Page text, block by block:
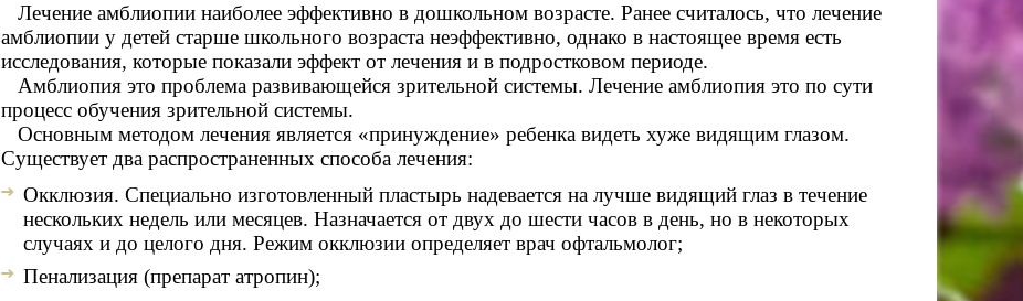
Лечение амблиопии наиболее эффективно в дошкольном возрасте. Ранее считалось, что лечение
амблиопии у детей старше школьного возраста неэффективно, однако в настоящее время есть
исследования, которые показали эффект от лечения и в подростковом периоде.
Амблиопия это проблема развивающейся зрительной системы. Лечение амблиопия это по сути
процесс обучения зрительной системы.
Основным методом лечения является «принуждение» ребенка видеть хуже видящим глазом.
Существует два распространенных способа лечения:
Окклюзия. Специально изготовленный пластырь надевается на лучше видящий глаз в течение
нескольких недель или месяцев. Назначается от двух до шести часов в день, но в некоторых
случаях и до целого дня. Режим окклюзии определяет врач офтальмолог;
Пенализация (препарат атропин);